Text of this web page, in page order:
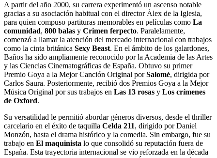
A partir del año 2000, su carrera experimentó un ascenso notable
gracias a su asociación habitual con el director Álex de la Iglesia,
para quien compuso partituras memorables en películas como La
comunidad, 800 balas y Crimen ferpecto. Paralelamente,
comenzó a llamar la atención del mercado internacional con trabajos
como la cinta británica Sexy Beast. En el ámbito de los galardones,
Baños ha sido ampliamente reconocido por la Academia de las Artes
y las Ciencias Cinematográficas de España. Obtuvo su primer
Premio Goya a la Mejor Canción Original porSalomé, dirigida por
Carlos Saura. Posteriormente, recibió dos Premios Goya a la Mejor
Música Original por sus trabajos en Las 13 rosas y Los crímenes
de Oxford.
Su versatilidad le permitió abordar géneros diversos, desde el thriller
carcelario en el éxito de taquilla Celda 211, dirigido por Daniel
Monzón, hasta el drama histórico y la comedia. Sin embargo, fue su
trabajo en El maquinista lo que consolidó su reputación fuera de
España. Esta trayectoria internacional se vio reforzada en la década